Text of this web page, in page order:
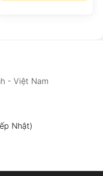
thể
được
- Việt Nam
Nhật)